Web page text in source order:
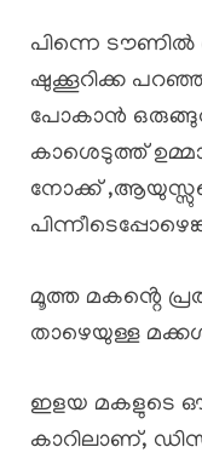
പിന്നെ ടൗണിൽ
ഷുക്കൂറിക്ക
പോകാൻ
കാശെടുത്ത്
നോക്ക്
മൂത്ത മകൻ്റെ
താഴെയുള്ള
ഇളയ മകളുടെ
കാറിലാണ്,